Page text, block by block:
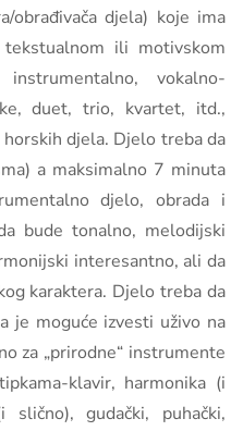
obrađivača djela) koje ima
ili motivskom
vokalno-
duet, trio, kvartet, itd.,
djela. Djelo treba da
a maksimalno 7 minuta
djelo, obrada i
bude tonalno, melodijski
interesantno, ali da
karaktera. Djelo treba da
je moguće izvesti uživo na
za „prirodne“ instrumente
klavir, harmonika (i
gudački, puhački,